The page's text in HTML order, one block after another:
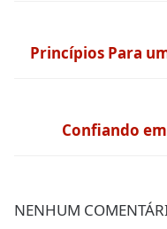
Princípios Para
Confiando em
NENHUM